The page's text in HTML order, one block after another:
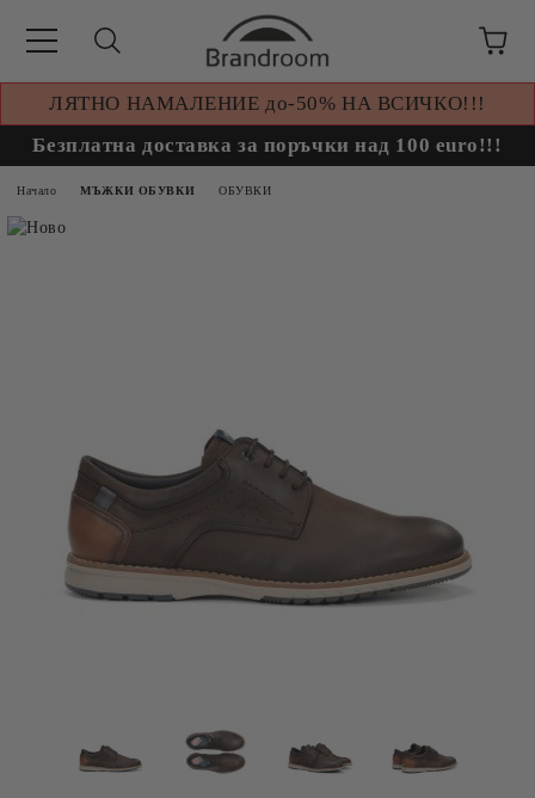
ЛЯТНО НАМАЛЕНИЕ до-50% НА ВСИЧКО!!!
Безплатна доставка за поръчки над 100 euro!!!
Начало МЪЖКИ ОБУВКИ ОБУВКИ